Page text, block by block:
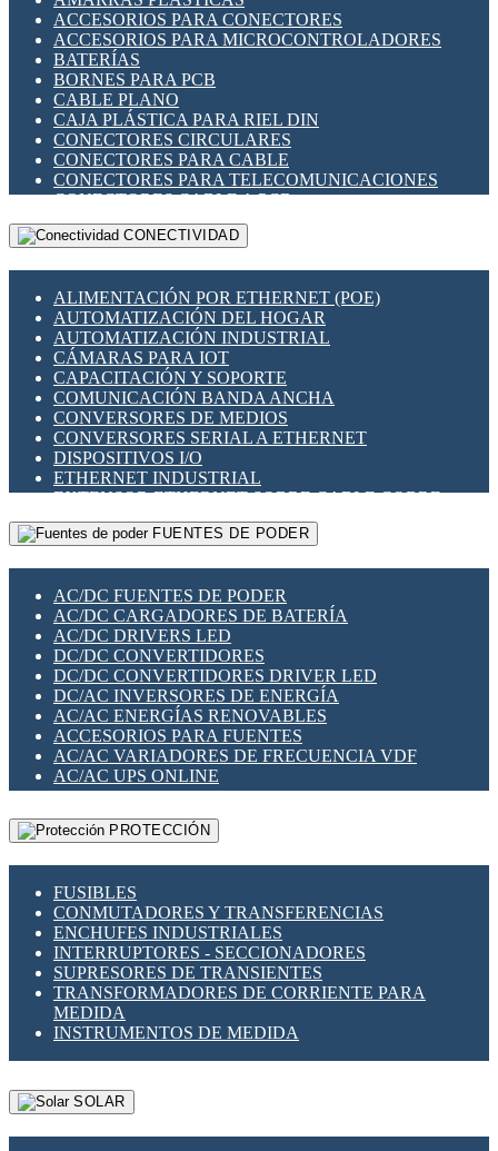
INDICADORES PARA PANEL
INTERFACES DE RELÉ
INTERRUPTORES FIN DE CARRERA
LLAVES CONMUTADORAS
MEDIDORES DE ENERGÍA Y TC'S DE CORRIENTE
MOTORES PASO A PASO
PANTALLAS HMI
PLC -CONTROLADORES LÓGICO PROGRAMABLES
PROGRAMADORES DE HORARIO
RELÉS DE PROTECCIÓN
SENSORES CAPACITIVOS
SENSORES INDUCTIVOS
TEMPORIZADORES
VARIACS
VARIADORES DE FRECUENCIA [VDF]
SECCIONADORES - INTERRUPTORES
MAQUINARIA
ACCESORIOS PARA CONECTORES
ACCESORIOS PARA MICROCONTROLADORES
BATERÍAS
BORNES PARA PCB
CABLE PLANO
CAJA PLÁSTICA PARA RIEL DIN
CONECTORES CIRCULARES
CONECTORES PARA CABLE
CONECTORES PARA TELECOMUNICACIONES
CONECTORES CABLE A PCB
CONECTORES PCB A CABLE
DIP SWITCHES
HERRAMIENTAS VARIAS
ILUMINACIÓN LED
INTERRUPTORES REED
INTERFACES DE RELÉ
OTROS RELÉS
PROTECCIÓN TÉRMICA
RELÉS AUTOMOTRICES
RELÉS DE SEÑAL
RELÉS DE ESTADO SÓLIDO SSR
RELÉS INDUSTRIALES
RELÉS MINIATURA DE POTENCIA
SENSORES MAGNÉTICOS
SWITCH Y MICROSWITCH
TARJETAS PI
UNIÓN Y DERIVACIÓN DE CABLE
CONECTIVIDAD
ALIMENTACIÓN POR ETHERNET (POE)
AUTOMATIZACIÓN DEL HOGAR
AUTOMATIZACIÓN INDUSTRIAL
CÁMARAS PARA IOT
CAPACITACIÓN Y SOPORTE
COMUNICACIÓN BANDA ANCHA
CONVERSORES DE MEDIOS
CONVERSORES SERIAL A ETHERNET
DISPOSITIVOS I/O
ETHERNET INDUSTRIAL
EXTENSOR ETHERNET SOBRE CABLE COBRE
GATEWAY LORAWAN
GESTIÓN DE REDES
PLACAS MODULARES IOT
SWITCHES Y REDES WIFI
SOLUCIONES IOT
SOLUCIONES LORAWAN
SOLUCIONES RED CELULAR
SEGURIDAD PARA REDES
SWITCHES LAN
TELEFONÍA IP (VOIP)
VIGILANCIA IP (CCTV)
MESHTASTIC
FUENTES DE PODER
AC/DC FUENTES DE PODER
AC/DC CARGADORES DE BATERÍA
AC/DC DRIVERS LED
DC/DC CONVERTIDORES
DC/DC CONVERTIDORES DRIVER LED
DC/AC INVERSORES DE ENERGÍA
AC/AC ENERGÍAS RENOVABLES
ACCESORIOS PARA FUENTES
AC/AC VARIADORES DE FRECUENCIA VDF
AC/AC UPS ONLINE
PROTECCIÓN
FUSIBLES
CONMUTADORES Y TRANSFERENCIAS
ENCHUFES INDUSTRIALES
INTERRUPTORES - SECCIONADORES
SUPRESORES DE TRANSIENTES
TRANSFORMADORES DE CORRIENTE PARA
MEDIDA
INSTRUMENTOS DE MEDIDA
SOLAR